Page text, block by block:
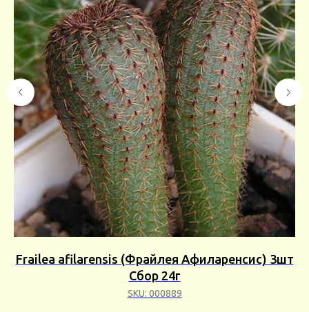
Frailea afilarensis (Фрайлея Афиларенсис) 3шт
Сбор 24г
SKU: 000889